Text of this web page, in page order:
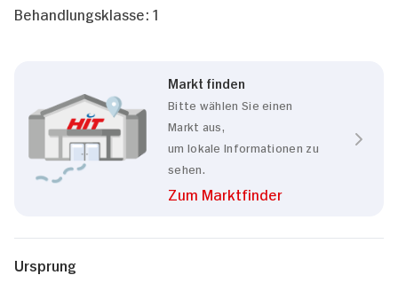
Behandlungsklasse: 1
Markt finden
Bitte wählen Sie einen
Markt aus,
um lokale Informationen zu
sehen.
Zum Marktfinder
Ursprung